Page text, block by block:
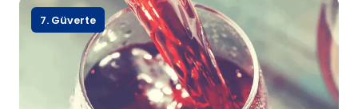
7. Güverte